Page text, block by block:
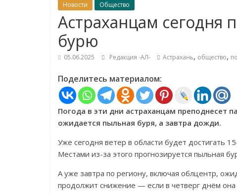
Новости Общество
Астраханцам
бурю
05.06.2025 Редакция -АЛ- Астрахань, общество,
Поделитесь материалом:
Погода в эти дни астраханцам преподнесет
ожидается пыльная буря, а завтра дожди.
Уже сегодня ветер в области будет достигать
Местами из-за этого прогнозируется пыльная
А уже завтра по региону, включая облцентр,
продолжит снижение — если в четверг днём